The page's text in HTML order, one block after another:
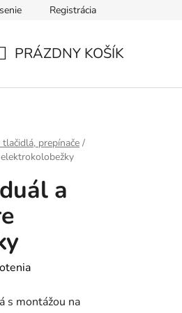
Registrácia
PRÁZDNY KOŠÍK
tlačidlá, prepínače /
a
s montážou na